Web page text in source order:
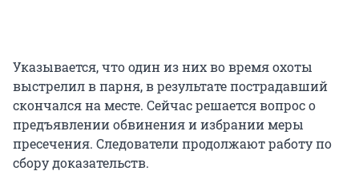
Указывается, что один из них во время охоты
выстрелил в парня, в результате пострадавший
скончался на месте. Сейчас решается вопрос о
предъявлении обвинения и избрании меры
пресечения. Следователи продолжают работу по
сбору доказательств.